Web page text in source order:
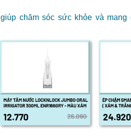
chăm sóc sức khỏe và mang